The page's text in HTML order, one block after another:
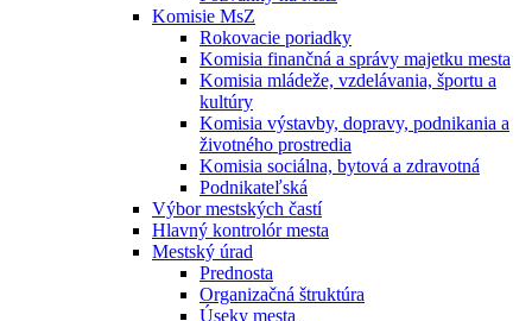
Komisie MsZ
Rokovacie poriadky
Komisia finančná a správy majetku mesta
Komisia mládeže, vzdelávania, športu a
kultúry
Komisia výstavby, dopravy, podnikania a
životného prostredia
Komisia sociálna, bytová a zdravotná
Podnikateľská
Výbor mestských častí
Hlavný kontrolór mesta
Mestský úrad
Prednosta
Organizačná štruktúra
Úseky mesta